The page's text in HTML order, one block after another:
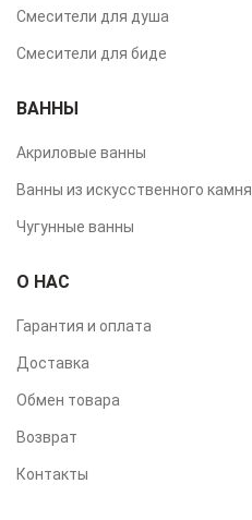
Смесители для душа
Смесители для биде
ВАННЫ
Акриловые ванны
Ванны из искусственного камня
Чугунные ванны
О НАС
Гарантия и оплата
Доставка
Обмен товара
Возврат
Контакты